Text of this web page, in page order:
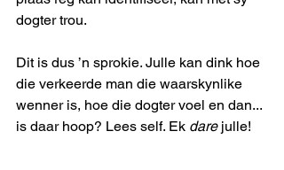
dogter trou.
Dit is dus ’n sprokie. Julle kan dink hoe
die verkeerde man die waarskynlike
wenner is, hoe die dogter voel en dan...
is daar hoop? Lees self. Ek dare julle!